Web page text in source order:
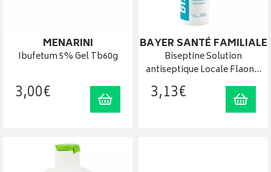
MENARINI
Ibufetum 5% Gel Tb60g
3,00€ Ajouter au panier
BAYER SANTÉ FAMILIALE
Biseptine Solution
antiseptique Locale Flaon…
3,13€